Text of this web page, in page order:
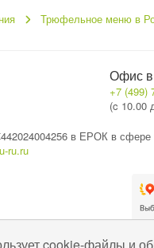
Трюфельное меню в
Офис
+7 (499)
(c 10.00
в ЕРОК в сфере
ru.ru